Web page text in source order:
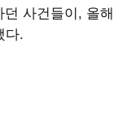
사건들이, 올
다.